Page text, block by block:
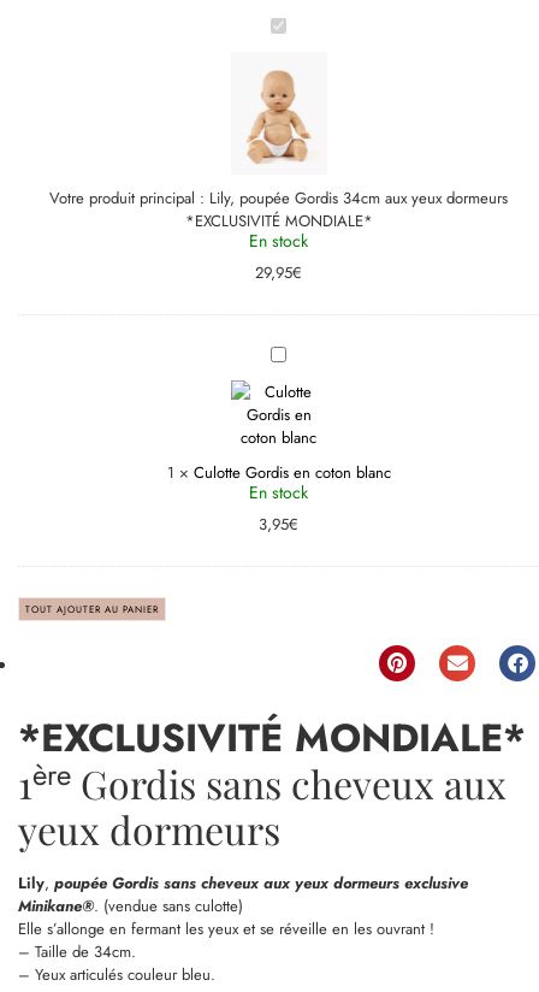
Lily,
poupée
34cm
aux
yeux
dormeurs
*EXCLUSIVITÉ
MONDIALE*
Votre produit principal : Lily, poupée Gordis 34cm aux yeux dormeurs
*EXCLUSIVITÉ MONDIALE*
En stock
29,95€
Culotte
Gordis
en
coton
blanc
1 × Culotte Gordis en coton blanc
En stock
3,95€
TOUT AJOUTER AU PANIER
*EXCLUSIVITÉ MONDIALE*
1ère Gordis sans cheveux aux
yeux dormeurs
Lily, poupée Gordis sans cheveux aux yeux dormeurs exclusive
Minikane®. (vendue sans culotte)
Elle s’allonge en fermant les yeux et se réveille en les ouvrant !
– Taille de 34cm.
– Yeux articulés couleur bleu.